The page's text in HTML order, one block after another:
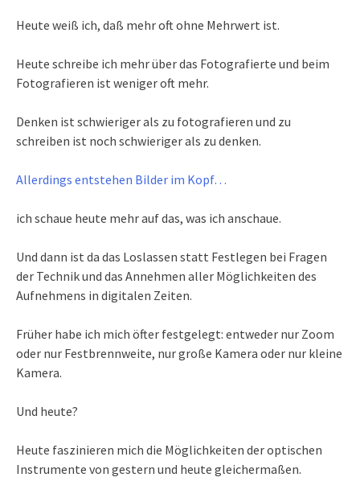
Heute weiß ich, daß mehr oft ohne Mehrwert ist.
Heute schreibe ich mehr über das Fotografierte und beim
Fotografieren ist weniger oft mehr.
Denken ist schwieriger als zu fotografieren und zu
schreiben ist noch schwieriger als zu denken.
Allerdings entstehen Bilder im Kopf…
ich schaue heute mehr auf das, was ich anschaue.
Und dann ist da das Loslassen statt Festlegen bei Fragen
der Technik und das Annehmen aller Möglichkeiten des
Aufnehmens in digitalen Zeiten.
Früher habe ich mich öfter festgelegt: entweder nur Zoom
oder nur Festbrennweite, nur große Kamera oder nur kleine
Kamera.
Und heute?
Heute faszinieren mich die Möglichkeiten der optischen
Instrumente von gestern und heute gleichermaßen.